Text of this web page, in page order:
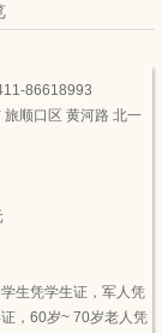
86618993
旅顺口区 黄河路 北一
生凭学生证，军人凭
，60岁~ 70岁老人凭